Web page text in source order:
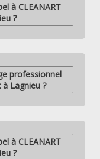
à CLEANART
?
professionnel
Lagnieu ?
à CLEANART
?